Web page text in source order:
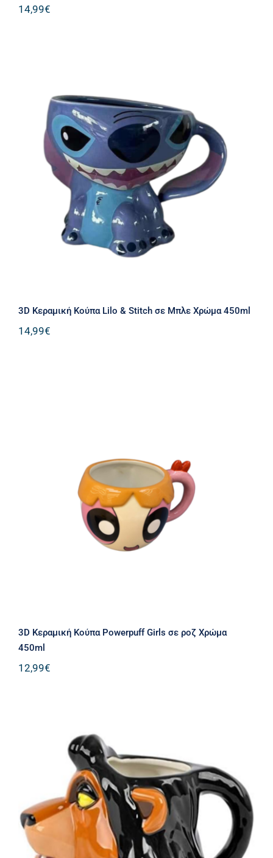
14,99€
3D Κεραμική Κούπα Lilo & Stitch σε
Μπλε Χρώμα 450ml
3D Κεραμική Κούπα Lilo & Stitch σε Μπλε Χρώμα 450ml
14,99€
3D Κεραμική Κούπα Powerpuff Girls
σε ροζ Χρώμα 450ml
3D Κεραμική Κούπα Powerpuff Girls σε ροζ Χρώμα
450ml
12,99€
3D Κούπα κεραμική Scar Lion King
230ml